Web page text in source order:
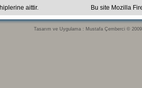
aittir.
Bu site Mozilla
Tasarım ve Uygulama : Mustafa Çemberci © 2009